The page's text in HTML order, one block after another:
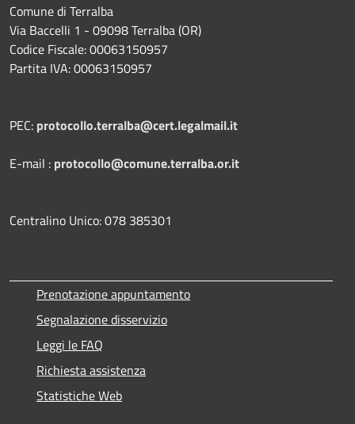
Comune di Terralba
Via Baccelli 1 - 09098 Terralba (OR)
Codice Fiscale: 00063150957
Partita IVA: 00063150957
PEC: protocollo.terralba@cert.legalmail.it
E-mail : protocollo@comune.terralba.or.it
Centralino Unico: 078 385301
Prenotazione appuntamento
Segnalazione disservizio
Leggi le FAQ
Richiesta assistenza
Statistiche Web